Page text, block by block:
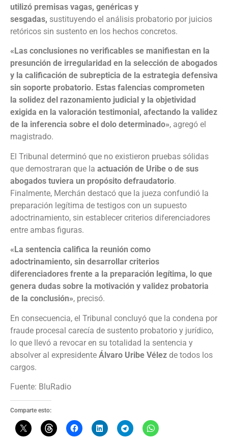
utilizó premisas vagas, genéricas y
sesgadas, sustituyendo el análisis probatorio por juicios
retóricos sin sustento en los hechos concretos.
«Las conclusiones no verificables se manifiestan en la
presunción de irregularidad en la selección de abogados
y la calificación de subrepticia de la estrategia defensiva
sin soporte probatorio. Estas falencias comprometen
la solidez del razonamiento judicial y la objetividad
exigida en la valoración testimonial, afectando la validez
de la inferencia sobre el dolo determinado», agregó el
magistrado.
El Tribunal determinó que no existieron pruebas sólidas
que demostraran que la actuación de Uribe o de sus
abogados tuviera un propósito defraudatorio.
Finalmente, Merchán destacó que la jueza confundió la
preparación legítima de testigos con un supuesto
adoctrinamiento, sin establecer criterios diferenciadores
entre ambas figuras.
«La sentencia califica la reunión como
adoctrinamiento, sin desarrollar criterios
diferenciadores frente a la preparación legítima, lo que
genera dudas sobre la motivación y validez probatoria
de la conclusión», precisó.
En consecuencia, el Tribunal concluyó que la condena por
fraude procesal carecía de sustento probatorio y jurídico,
lo que llevó a revocar en su totalidad la sentencia y
absolver al expresidente Álvaro Uribe Vélez de todos los
cargos.
Fuente: BluRadio
Comparte esto: